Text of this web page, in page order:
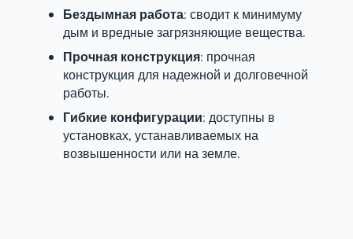
Бездымная работа: сводит к минимуму
дым и вредные загрязняющие вещества.
Прочная конструкция: прочная
конструкция для надежной и долговечной
работы.
Гибкие конфигурации: доступны в
установках, устанавливаемых на
возвышенности или на земле.